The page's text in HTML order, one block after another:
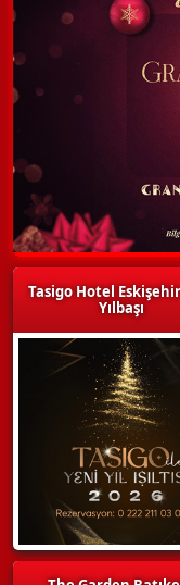
Tasigo Hotel
Yılbaşı